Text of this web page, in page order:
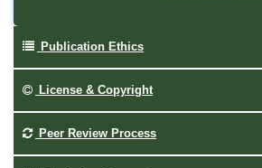
Publication Ethics
License & Copyright
Peer Review Process